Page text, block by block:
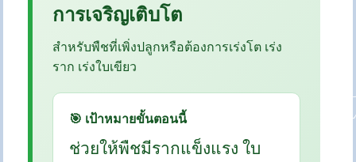
การเจริญเติบโต
สำหรับพืชที่เพิ่งปลูกหรือต้องการเร่งโต เร่ง
ราก เร่งใบเขียว
🎯 เป้าหมายขั้นตอนนี้
ช่วยให้พืชมีรากแข็งแรง ใบ